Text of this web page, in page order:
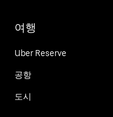
여행
Uber Reserve
공항
도시